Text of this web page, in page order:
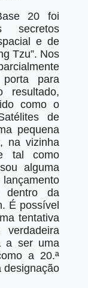
20 foi
secretos
e de
Tzu”. Nos
para
resultado,
como o
de
pequena
na vizinha
tal como
alguma
dentro da
É possível
tentativa
a ser uma
a 20.ª
designação